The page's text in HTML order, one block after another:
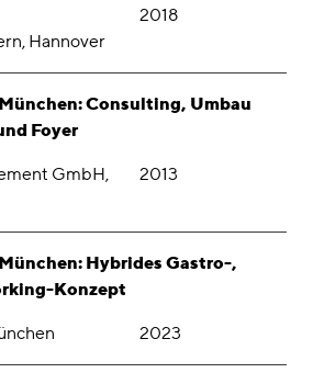
Hannover
2018
Consulting, Umbau
Foyer
GmbH,
2013
Hybrides Gastro-,
Konzept
2023